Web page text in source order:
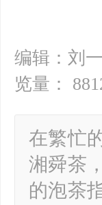
编辑：刘
览量：
在繁忙
湘舜茶
的泡茶